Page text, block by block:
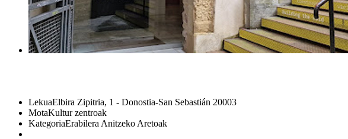
LekuaElbira Zipitria, 1 - Donostia-San Sebastián 20003
MotaKultur zentroak
KategoriaErabilera Anitzeko Aretoak